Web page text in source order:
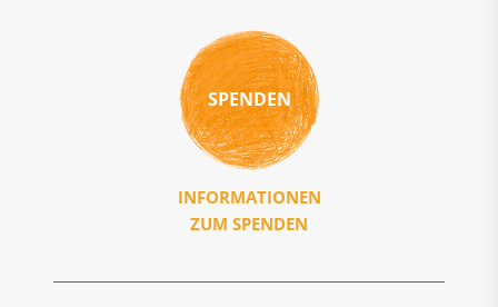
SPENDEN
INFORMATIONEN
ZUM SPENDEN